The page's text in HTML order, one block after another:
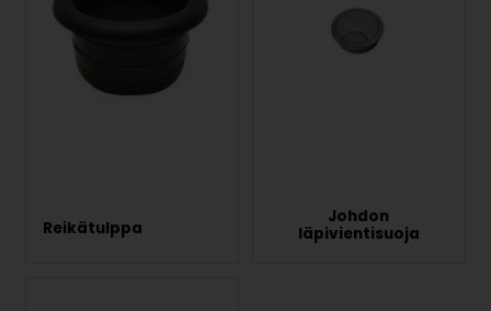
Reikätulppa
Johdon
läpivientisuoja